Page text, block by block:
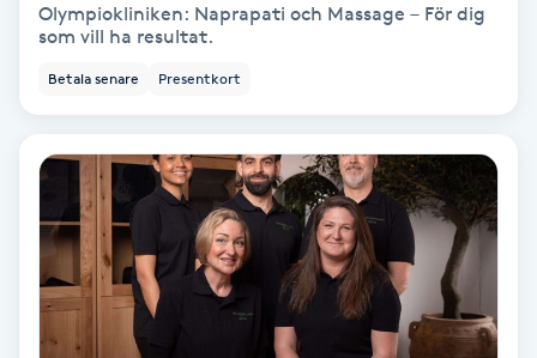
Hyaluronsyra
Hypnos
Hårborttagning
Hårbottenbehandling
Olympiokliniken: Naprapati och Massage – För dig
som vill ha resultat.
Betala senare Presentkort